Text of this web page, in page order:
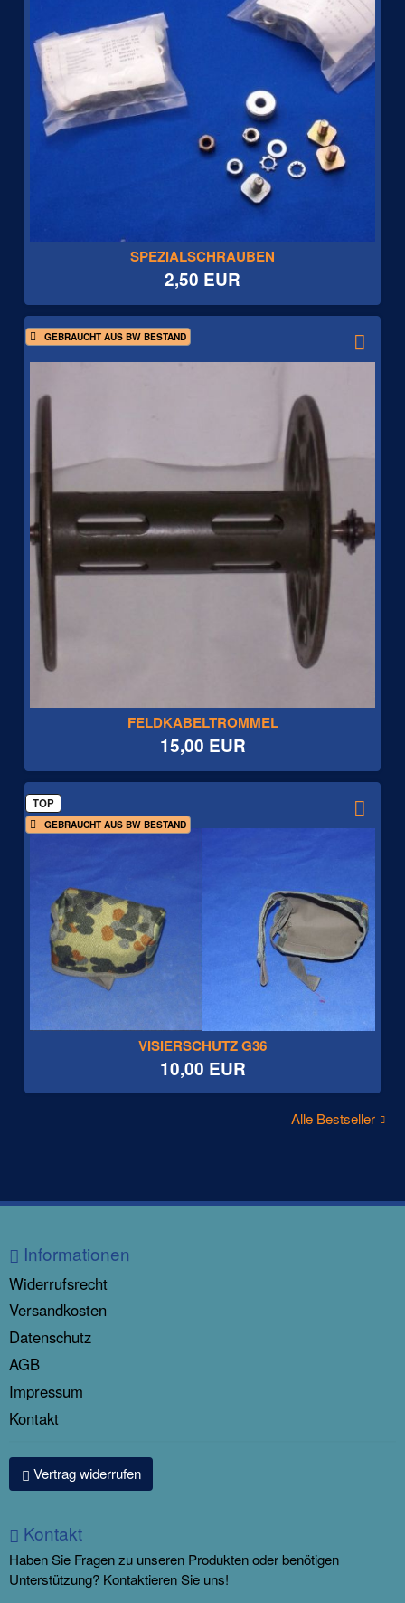
SPEZIALSCHRAUBEN
2,50 EUR
GEBRAUCHT AUS BW BESTAND
FELDKABELTROMMEL
15,00 EUR
TOP
GEBRAUCHT AUS BW BESTAND
VISIERSCHUTZ G36
10,00 EUR
Alle Bestseller
Informationen
Widerrufsrecht
Versandkosten
Datenschutz
AGB
Impressum
Kontakt
Vertrag widerrufen
Kontakt
Haben Sie Fragen zu unseren Produkten oder benötigen
Unterstützung? Kontaktieren Sie uns!